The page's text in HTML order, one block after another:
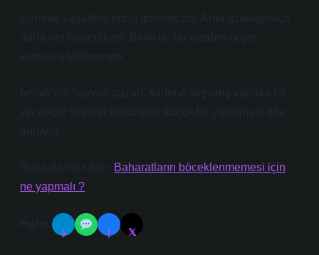
Şehirde yaşarken bunu görmek zor. Ama uzaklaştıkça
daha net hissediliyor. Belki de bu yüzden böyle
konulara takılıyorum.
İvrindi’nin hayvan pazarı, sadece alışveriş yapılan bir
yer değil; hayatın kendisinin küçük bir yansıması gibi
duruyor.
Buna da Göz Atın: Baharatların böceklenmemesi için
ne yapmalı ?
Paylaş:
✈ f 𝕏